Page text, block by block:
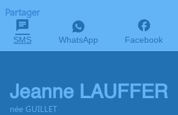
Partager
SMS WhatsApp Facebook
Jeanne LAUFFER
née GUILLET